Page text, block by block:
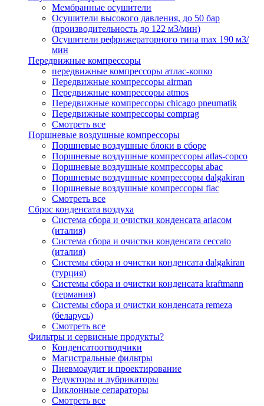
Мембранные осушители
Осушители высокого давления, до 50 бар
(производительность до 122 м3/мин)
Осушители рефрижераторного типа max 190 м3/
мин
Передвижные компрессоры
передвижные компрессоры атлас-копко
Передвижные компрессоры airman
Передвижные компрессоры atmos
Передвижные компрессоры chicago pneumatik
Передвижные компрессоры comprag
Смотреть все
Поршневые воздушные компрессоры
Поршневые воздушные блоки в сборе
Поршневые воздушные компрессоры atlas-copco
Поршневые воздушные компрессоры abac
Поршневые воздушные компрессоры dalgakiran
Поршневые воздушные компрессоры fiac
Смотреть все
Сброс конденсата воздуха
Система сбора и очистки конденсата ariacом
(италия)
Система сбора и очистки конденсата ceccato
(италия)
Системы сбора и очистки конденсата dalgakiran
(турция)
Системы сбора и очистки конденсата kraftmann
(германия)
Системы сбора и очистки конденсата remeza
(беларусь)
Смотреть все
Фильтры и сервисные продукты?
Конденсатоотводчики
Магистральные фильтры
Пневмоаудит и проектирование
Редукторы и лубрикаторы
Циклонные сепараторы
Смотреть все